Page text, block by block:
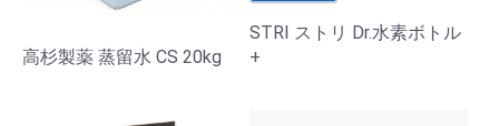
高杉製薬 蒸留水 CS 20kg
STRI ストリ Dr.水素ボトル
+